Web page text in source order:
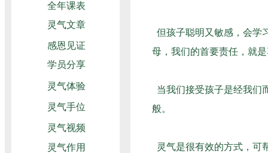
但孩子聪明又敏感，会学
母，我们的首要责任，就
当我们接受孩子是经我们
般。
灵气是很有效的方式，可